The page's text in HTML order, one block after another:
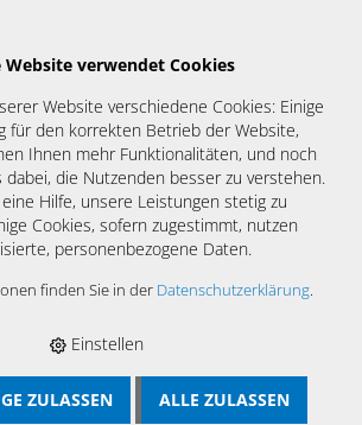
LÜFTUNGSREINIGUNG MIT
Website verwendet Cookies
Website verschiedene Cookies: Einige
für den korrekten Betrieb der Website,
Ihnen mehr Funktionalitäten, und noch
die Nutzenden besser zu verstehen.
Hilfe, unsere Leistungen stetig zu
Cookies, sofern zugestimmt, nutzen
personenbezogene Daten.
finden Sie in der Datenschutzerklärung.
Einstellen
ZULASSEN ALLE ZULASSEN